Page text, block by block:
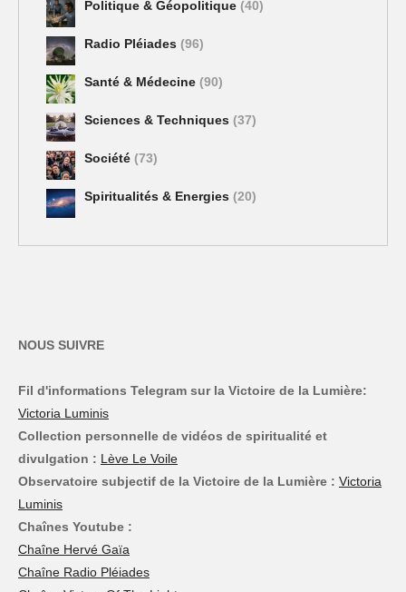
Politique & Géopolitique (40)
Radio Pléiades (96)
Santé & Médecine (90)
Sciences & Techniques (37)
Société (73)
Spiritualités & Energies (20)
NOUS SUIVRE
Fil d'informations Telegram sur la Victoire de la Lumière:
Victoria Luminis
Collection personnelle de vidéos de spiritualité et
divulgation : Lève Le Voile
Observatoire subjectif de la Victoire de la Lumière : Victoria
Luminis
Chaînes Youtube :
Chaîne Hervé Gaïa
Chaîne Radio Pléiades